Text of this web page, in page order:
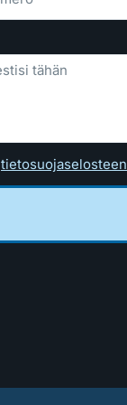
tietosuojaselosteen